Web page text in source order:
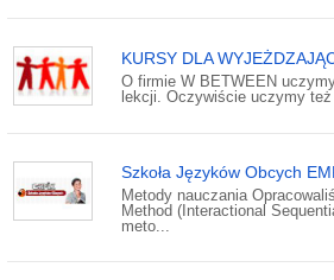
KURSY DLA
O firmie W BETWEEN
lekcji. Oczywiście uczymy
Szkoła Języków Obcych
Metody nauczania
Method (Interactional
meto...